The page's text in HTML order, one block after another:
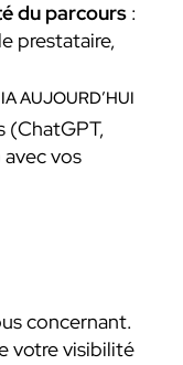
du parcours :
prestataire,
AUJOURD’HUI
(ChatGPT,
vos
concernant.
votre visibilité